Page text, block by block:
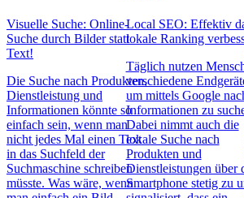
Visuelle Suche: Online-
Suche durch Bilder statt
Text!
Die Suche nach Produkten,
Dienstleistung und
Informationen könnte so
einfach sein, wenn man
nicht jedes Mal einen Text
in das Suchfeld der
Suchmaschine schreiben
müsste. Was wäre, wenn
Local SEO: Effektiv
lokale Ranking
Täglich nutzen
verschiedene
um mittels Google
Informationen zu
Dabei nimmt auch die
lokale Suche nach
Produkten und
Dienstleistungen über
Smartphone stetig zu